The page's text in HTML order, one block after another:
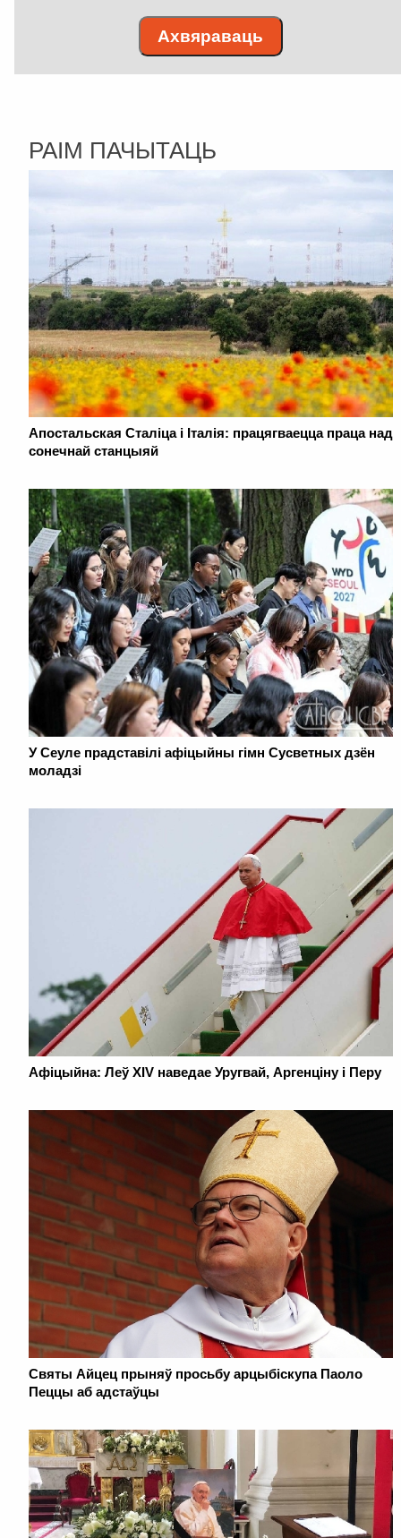
Ахвяраваць
РАІМ ПАЧЫТАЦЬ
Апостальская Сталіца і Італія: працягваецца праца над
сонечнай станцыяй
У Сеуле прадставілі афіцыйны гімн Сусветных дзён
моладзі
Афіцыйна: Леў XIV наведае Уругвай, Аргенціну і Перу
Святы Айцец прыняў просьбу арцыбіскупа Паоло
Пеццы аб адстаўцы